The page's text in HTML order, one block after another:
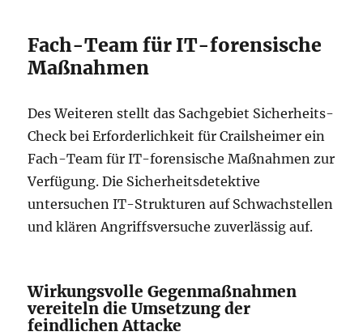
Fach-Team für IT-forensische
Maßnahmen
Des Weiteren stellt das Sachgebiet Sicherheits-
Check bei Erforderlichkeit für Crailsheimer ein
Fach-Team für IT-forensische Maßnahmen zur
Verfügung. Die Sicherheitsdetektive
untersuchen IT-Strukturen auf Schwachstellen
und klären Angriffsversuche zuverlässig auf.
Wirkungsvolle Gegenmaßnahmen
vereiteln die Umsetzung der
feindlichen Attacke